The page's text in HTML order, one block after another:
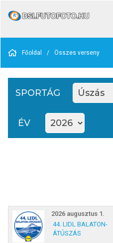
Főoldal / Összes verseny
SPORTÁG
ÉV
2026 augusztus 1.
44. LIDL BALATON-
ÁTÚSZÁS